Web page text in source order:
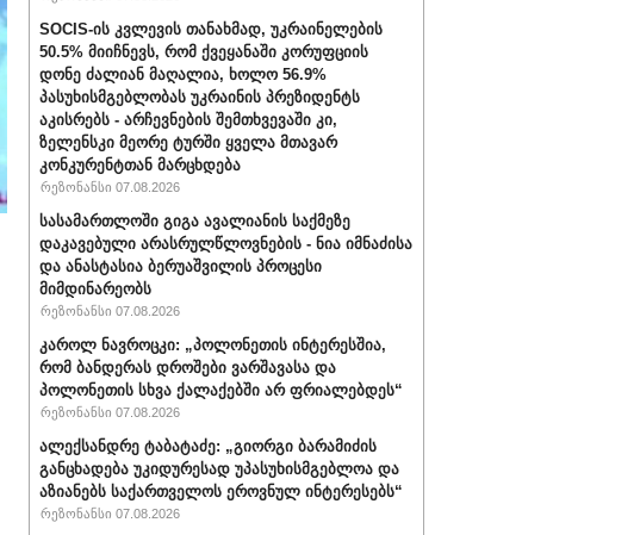
SOCIS-ის კვლევის თანახმად, უკრაინელების
50.5% მიიჩნევს, რომ ქვეყანაში კორუფციის
დონე ძალიან მაღალია, ხოლო 56.9%
პასუხისმგებლობას უკრაინის პრეზიდენტს
აკისრებს - არჩევნების შემთხვევაში კი,
ზელენსკი მეორე ტურში ყველა მთავარ
კონკურენტთან მარცხდება
რეზონანსი 07.08.2026
სასამართლოში გიგა ავალიანის საქმეზე
დაკავებული არასრულწლოვნების - ნია იმნაძისა
და ანასტასია ბერუაშვილის პროცესი
მიმდინარეობს
რეზონანსი 07.08.2026
კაროლ ნავროცკი: „პოლონეთის ინტერესშია,
რომ ბანდერას დროშები ვარშავასა და
პოლონეთის სხვა ქალაქებში არ ფრიალებდეს“
რეზონანსი 07.08.2026
ალექსანდრე ტაბატაძე: „გიორგი ბარამიძის
განცხადება უკიდურესად უპასუხისმგებლოა და
აზიანებს საქართველოს ეროვნულ ინტერესებს“
რეზონანსი 07.08.2026